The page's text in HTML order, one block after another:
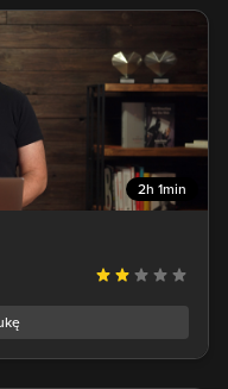
2h 1min